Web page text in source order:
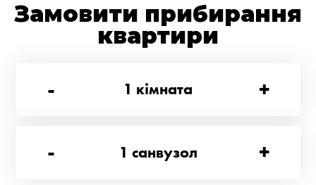
Замовити прибирання
квартири
-
1 кімната +
- 1 санвузол +